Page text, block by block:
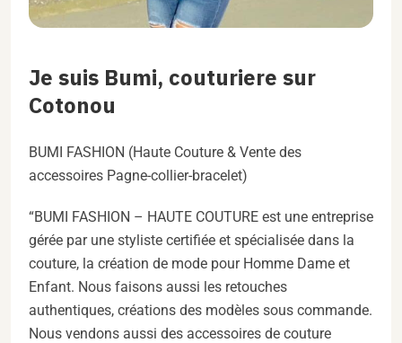
Je suis Bumi, couturiere sur
Cotonou
BUMI FASHION (Haute Couture & Vente des
accessoires Pagne-collier-bracelet)
“BUMI FASHION – HAUTE COUTURE est une entreprise
gérée par une styliste certifiée et spécialisée dans la
couture, la création de mode pour Homme Dame et
Enfant. Nous faisons aussi les retouches
authentiques, créations des modèles sous commande.
Nous vendons aussi des accessoires de couture